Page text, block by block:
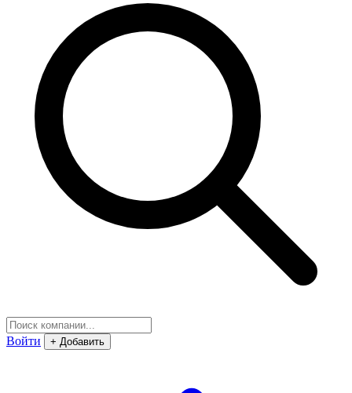
Войти + Добавить